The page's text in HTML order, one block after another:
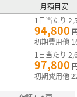
月額目安
1日当たり
94,800
初期費用他
1日当たり
97,800
初期費用他